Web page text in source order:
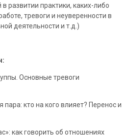
развитии практики, каких-либо
тревоги и неуверенности в
деятельности и т.д.)
Основные тревоги
кто на кого влияет? Перенос и
как говорить об отношениях